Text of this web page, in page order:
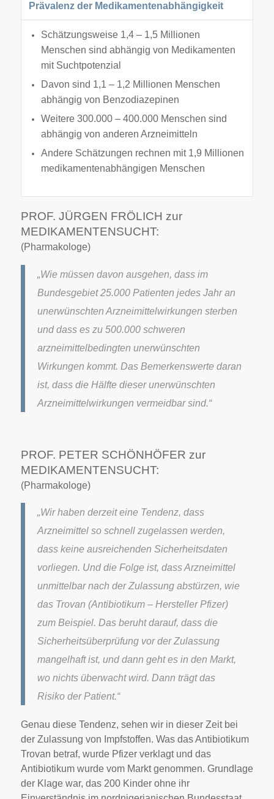
Prävalenz der Medikamentenabhängigkeit
Schätzungsweise 1,4 – 1,5 Millionen
Menschen sind abhängig von Medikamenten
mit Suchtpotenzial
Davon sind 1,1 – 1,2 Millionen Menschen
abhängig von Benzodiazepinen
Weitere 300.000 – 400.000 Menschen sind
abhängig von anderen Arzneimitteln
Andere Schätzungen rechnen mit 1,9 Millionen
medikamentenabhängigen Menschen
PROF. JÜRGEN FRÖLICH zur
MEDIKAMENTENSUCHT:
(Pharmakologe)
„Wie müssen davon ausgehen, dass im
Bundesgebiet 25.000 Patienten jedes Jahr an
unerwünschten Arzneimittelwirkungen sterben
und dass es zu 500.000 schweren
arzneimittelbedingten unerwünschten
Wirkungen kommt. Das Bemerkenswerte daran
ist, dass die Hälfte dieser unerwünschten
Arzneimittelwirkungen vermeidbar sind.“
PROF. PETER SCHÖNHÖFER zur
MEDIKAMENTENSUCHT:
(Pharmakologe)
„Wir haben derzeit eine Tendenz, dass
Arzneimittel so schnell zugelassen werden,
dass keine ausreichenden Sicherheitsdaten
vorliegen. Und die Folge ist, dass Arzneimittel
unmittelbar nach der Zulassung abstürzen, wie
das Trovan (Antibiotikum – Hersteller Pfizer)
zum Beispiel. Das beruht darauf, dass die
Sicherheitsüberprüfung vor der Zulassung
mangelhaft ist, und dann geht es in den Markt,
wo nichts überwacht wird. Dann trägt das
Risiko der Patient.“
Genau diese Tendenz, sehen wir in dieser Zeit bei
der Zulassung von Impfstoffen. Was das Antibiotikum
Trovan betraf, wurde Pfizer verklagt und das
Antibiotikum wurde vom Markt genommen. Grundlage
der Klage war, das 200 Kinder ohne ihr